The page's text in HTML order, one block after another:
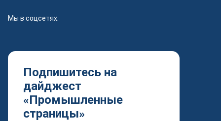
Мы в соцсетях:
Подпишитесь на
дайджест
«Промышленные
страницы»